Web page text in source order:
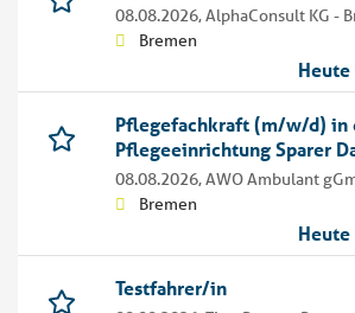
08.08.2026,AlphaConsult KG -
Bremen
Pflegefachkraft (m/w/d) in
Pflegeeinrichtung Sparer
08.08.2026,AWO Ambulant
Bremen
Testfahrer/in